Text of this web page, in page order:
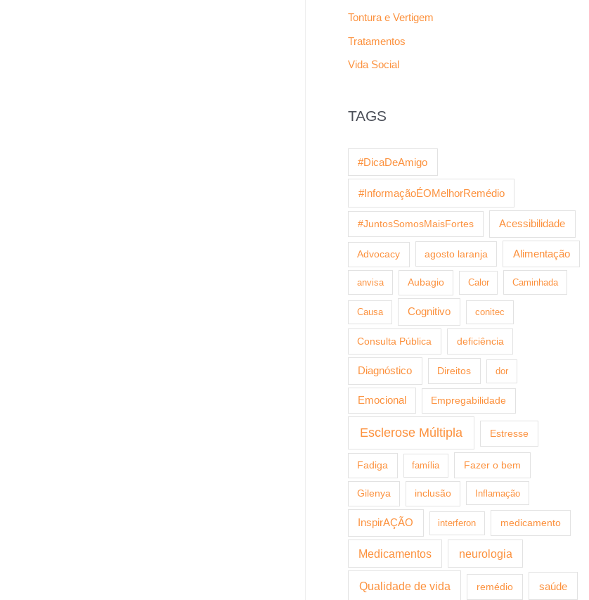
Tontura e Vertigem
Tratamentos
Vida Social
TAGS
#DicaDeAmigo
#InformaçãoÉOMelhorRemédio
#JuntosSomosMaisFortes Acessibilidade
Advocacy agosto laranja Alimentação
anvisa Aubagio Calor Caminhada
Causa Cognitivo conitec
Consulta Pública deficiência
Diagnóstico Direitos dor
Emocional Empregabilidade
Esclerose Múltipla Estresse
Fadiga família Fazer o bem
Gilenya inclusão Inflamação
InspirAÇÃO interferon medicamento
Medicamentos neurologia
Qualidade de vida remédio saúde